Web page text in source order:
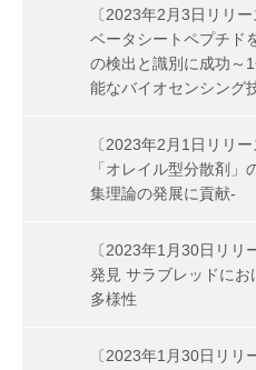
〔2023年2月3日リリ
ベータシートペプチド
の検出と識別に成功～
能なバイオセンシング
〔2023年2月1日リリ
「オレイル型分散剤
集理論の発展に貢献-
〔2023年1月30日リ
発見 サラブレッドに
多様性
〔2023年1月30日リ